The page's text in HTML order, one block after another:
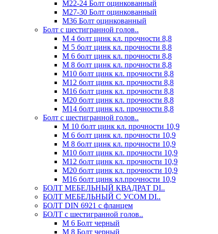
М22-24 Болт оцинкованный
М27-30 Болт оцинкованный
М36 Болт оцинкованный
Болт с шестигранной голов..
М 4 болт цинк кл. прочности 8,8
М 5 болт цинк кл. прочности 8,8
М 6 болт цинк кл. прочности 8,8
М 8 болт цинк кл. прочности 8,8
М10 болт цинк кл. прочности 8,8
М12 болт цинк кл. прочности 8,8
М16 болт цинк кл. прочности 8,8
М20 болт цинк кл. прочности 8,8
М14 болт цинк кл. прочности 8,8
Болт с шестигранной голов..
М 10 болт цинк кл. прочности 10,9
М 6 болт цинк кл. прочности 10,9
М 8 болт цинк кл. прочности 10,9
М10 болт цинк кл. прочности 10,9
М12 болт цинк кл. прочности 10,9
М20 болт цинк кл. прочности 10,9
М16 болт цинк кл.прочности 10,9
БОЛТ МЕБЕЛЬНЫЙ КВАДРАТ DI..
БОЛТ МЕБЕЛЬНЫЙ С УСОМ DI..
БОЛТ DIN 6921 c фланцем
БОЛТ с шестигранной голов..
М 6 Болт черный
М 8 Болт черный